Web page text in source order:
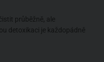
průběžně, ale
detoxikaci je každopádně